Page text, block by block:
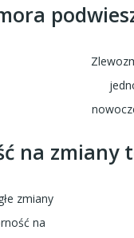
na zmiany
zmiany
na